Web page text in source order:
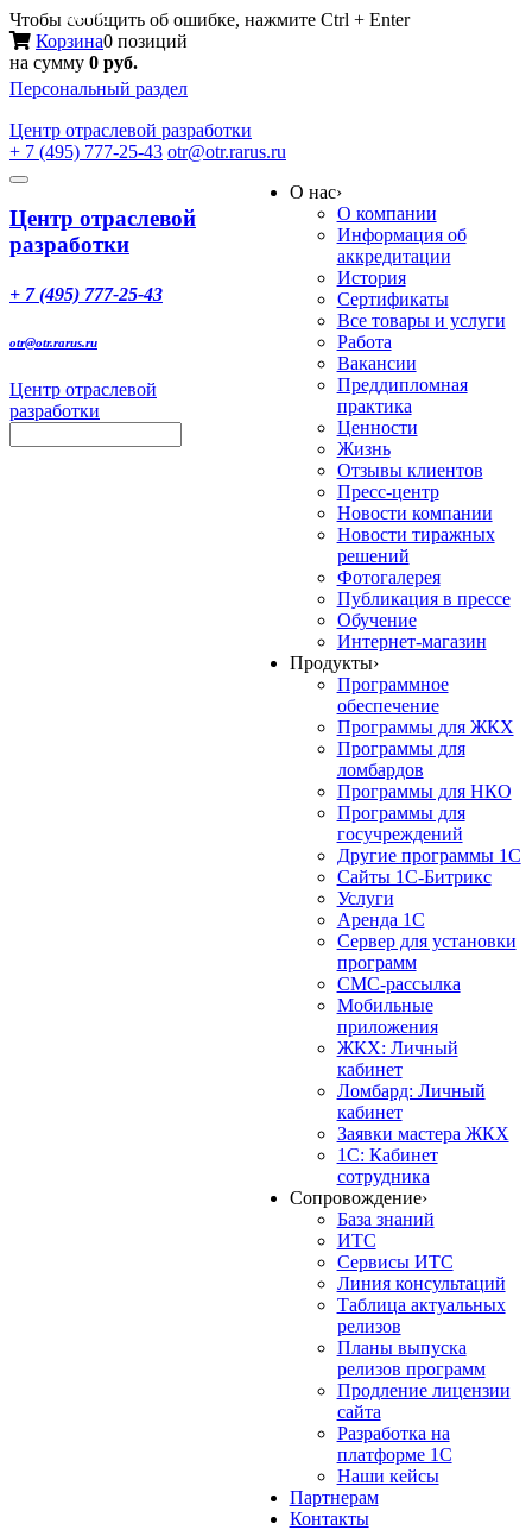
Чтобы сообщить об ошибке, нажмите Ctrl + Enter
Корзина0 позиций
на сумму 0 руб.
Персональный раздел
Центр отраслевой разработки
+ 7 (495) 777-25-43 otr@otr.rarus.ru
Toggle
Меню
Центр отраслевой
разработки
+ 7 (495) 777-25-43
otr@otr.rarus.ru
Центр отраслевой
разработки
О нас›
О компании
Информация об
аккредитации
История
Сертификаты
Все товары и услуги
Работа
Вакансии
Преддипломная
практика
Ценности
Жизнь
Отзывы клиентов
Пресс-центр
Новости компании
Новости тиражных
решений
Фотогалерея
Публикация в прессе
Обучение
Интернет-магазин
Продукты›
Программное
обеспечение
Программы для ЖКХ
Программы для
ломбардов
Программы для НКО
Программы для
госучреждений
Другие программы 1С
Сайты 1С-Битрикс
Услуги
Аренда 1С
Сервер для установки
программ
СМС-рассылка
Мобильные
приложения
ЖКХ: Личный
кабинет
Ломбард: Личный
кабинет
Заявки мастера ЖКХ
1С: Кабинет
сотрудника
Сопровождение›
База знаний
ИТС
Сервисы ИТС
Линия консультаций
Таблица актуальных
релизов
Планы выпуска
релизов программ
Продление лицензии
сайта
Разработка на
платформе 1С
Наши кейсы
Партнерам
Контакты